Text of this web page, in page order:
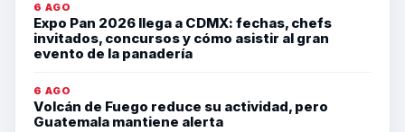
6 AGO
Expo Pan 2026 llega a CDMX: fechas, chefs
invitados, concursos y cómo asistir al gran
evento de la panadería
6 AGO
Volcán de Fuego reduce su actividad, pero
Guatemala mantiene alerta